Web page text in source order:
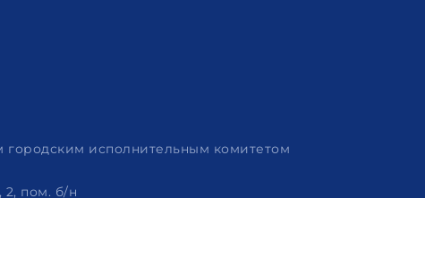
городским исполнительным комитетом
2, пом. б/н